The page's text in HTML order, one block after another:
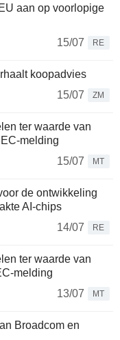
aan op voorlopige
15/07
RE
koopadvies
15/07
ZM
ter waarde van
melding
15/07
MT
de ontwikkeling
AI-chips
14/07
RE
ter waarde van
melding
13/07
MT
Broadcom en